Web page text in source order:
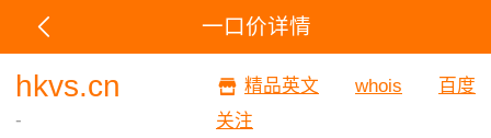
一口价详情
hkvs.cn
-
精品英文 whois
百度
关注